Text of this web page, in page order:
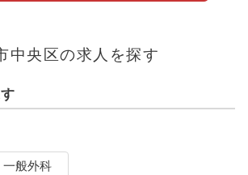
中央区の求人を探す
般外科